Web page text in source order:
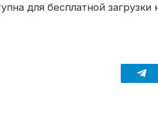
для бесплатной загрузки